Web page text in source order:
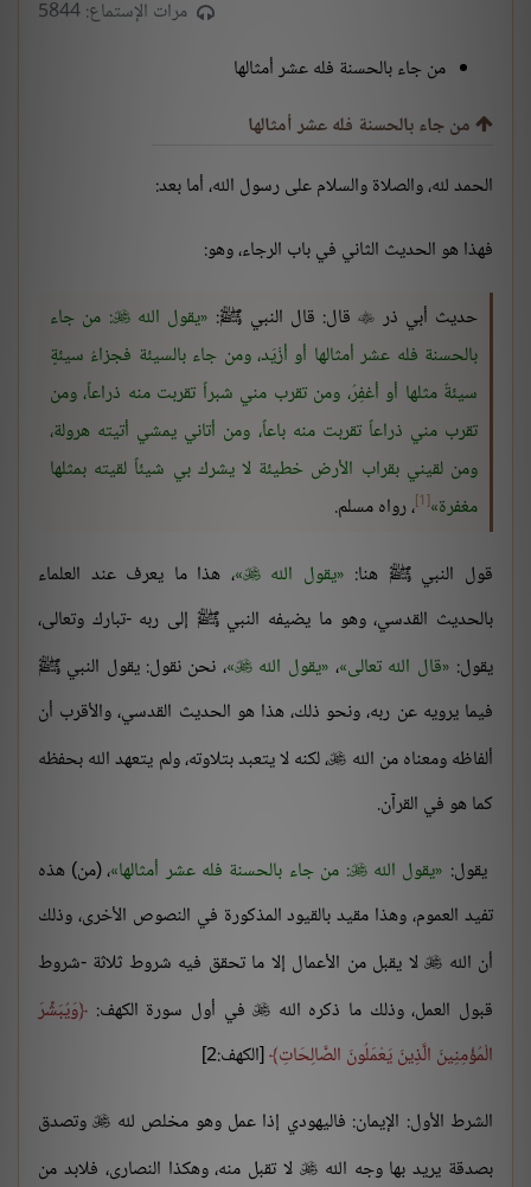
مرات الإستماع: 5844
من جاء بالحسنة فله عشر أمثالها
من جاء بالحسنة فله عشر أمثالها
الحمد لله، والصلاة والسلام على رسول الله، أما بعد:
فهذا هو الحديث الثاني في باب الرجاء، وهو:
حديث أبي ذر قال: قال النبي ﷺ: يقول الله: من جاء
بالحسنة فله عشر أمثالها أو أزْيَد، ومن جاء بالسيئة فجزاءُ سيئةٍ
سيئةٌ مثلها أو أغفِرُ، ومن تقرب مني شبراً تقربت منه ذراعاً، ومن
تقرب مني ذراعاً تقربت منه باعاً، ومن أتاني يمشي أتيته هرولة،
ومن لقيني بقراب الأرض خطيئة لا يشرك بي شيئاً لقيته بمثلها
مغفرة [1] ، رواه مسلم.
قول النبي ﷺ هنا: يقول الله ، هذا ما يعرف عند العلماء
بالحديث القدسي، وهو ما يضيفه النبي ﷺ إلى ربه -تبارك وتعالى،
يقول: قال الله تعالى ، يقول الله ، نحن نقول: يقول النبي ﷺ
فيما يرويه عن ربه، ونحو ذلك، هذا هو الحديث القدسي، والأقرب أن
ألفاظه ومعناه من الله ، لكنه لا يتعبد بتلاوته، ولم يتعهد الله بحفظه
كما هو في القرآن.
يقول: يقول الله: من جاء بالحسنة فله عشر أمثالها ، (من) هذه
تفيد العموم، وهذا مقيد بالقيود المذكورة في النصوص الأخرى، وذلك
أن الله لا يقبل من الأعمال إلا ما تحقق فيه شروط ثلاثة -شروط
قبول العمل، وذلك ما ذكره الله في أول سورة الكهف: وَيُبَشِّرَ
الْمُؤْمِنِينَ الَّذِينَ يَعْمَلُونَ الصَّالِحَاتِ [الكهف:2]
الشرط الأول: الإيمان: فاليهودي إذا عمل وهو مخلص لله وتصدق
بصدقة يريد بها وجه الله لا تقبل منه، وهكذا النصارى، فلابد من